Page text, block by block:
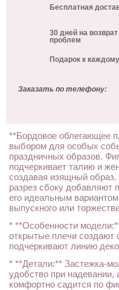
Бесплатная
30 дней на
проблем
Подарок к
Заказать по телефону:
**Бордовое облегающее
выбором для особых
праздничных образов.
подчеркивает талию и
создавая изящный
разрез сбоку добавляют
его идеальным
выпускного или
* **Особенности
открытые плечи создают
подчеркивают линию
* **Детали:** Застежка-
удобство при надевании,
комфортно садится по